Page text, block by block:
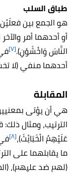
طباق السلب
هو الجمع بين
أو أحدهما أمر
النَّاسَ وَاخْشَوْنِ).[٧]
أحدهما منفي (لا
المقابلة
هي أن يؤتى
الترتيب، ومثال
عَلَيْهِمُ الْخَبَائِثَ)،[٨]
ما يقابلهما على
(لهم ضد عليهم)،